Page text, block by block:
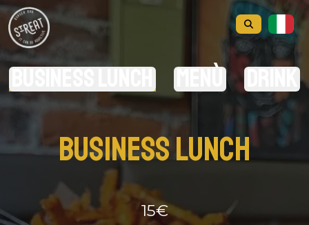
BUSINESS LUNCH
15€